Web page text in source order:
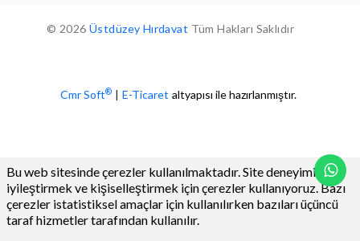
© 2026 Üstdüzey Hırdavat Tüm Hakları Saklıdır
Cmr Soft® | E-Ticaret altyapısı ile hazırlanmıştır.
Bu web sitesinde çerezler kullanılmaktadır. Site deneyiminizi
iyileştirmek ve kişiselleştirmek için çerezler kullanıyoruz. Bazı
çerezler istatistiksel amaçlar için kullanılırken bazıları üçüncü
taraf hizmetler tarafından kullanılır.